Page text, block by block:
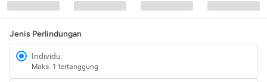
Jenis Perlindungan
Individu
Maks. 1 tertanggung